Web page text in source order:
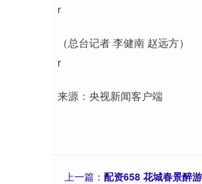
r
（总台记者 李健南 赵远方）
r
来源：央视新闻客户端
上一篇： 配资658 花城春景醉